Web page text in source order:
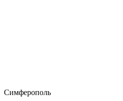
Симферополь